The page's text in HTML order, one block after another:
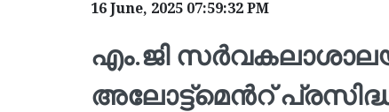
16 June, 2025 07:59:32 PM
എം.ജി
അലോട്ട്മെന്‍റ്